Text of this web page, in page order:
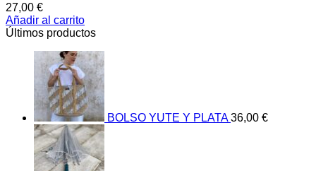
27,00 €
Añadir al carrito
Últimos productos
BOLSO YUTE Y PLATA 36,00 €